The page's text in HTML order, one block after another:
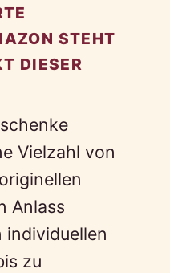
STEHT
DIESER
Vielzahl von
Anlass
individuellen
zu